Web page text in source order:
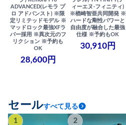
ADVANCED(レモラ プ
ロ アドバンスト) ※限
定リミテッドモデル ※
マッドロック最強XFラ
バー採用 ※異次元のフ
リクション ※予約も
OK
28,600円
ィーエヌ-フィニティ)
※楢崎智亜共同開発 ※
ハードな剛性パワーと
自由度が融合した最強
仕様 ※予約もOK
30,910円
セールすべて見る
1 2